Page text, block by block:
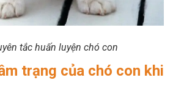
tắc huấn luyện chó con
trạng của chó con khi